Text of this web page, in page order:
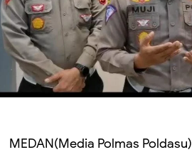
MEDAN(Media Polmas Poldasu)